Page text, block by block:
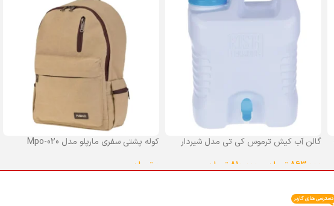
گالن آب کیش ترموس کی تی مدل شیردار
863,000 تومان 810,000 تومان
کوله پشتی سفری مارپلو مدل Mpo-020
تومان
دسترسی های کاربر